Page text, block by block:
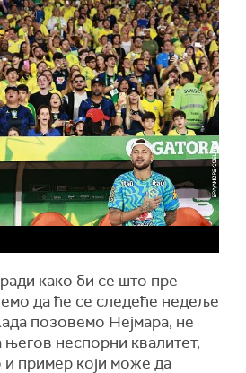
како би се што пре
да ће се следеће недеље
позовемо Нејмара, не
неспорни квалитет,
и пример који може да